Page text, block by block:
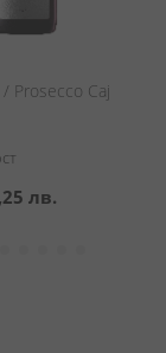
Prosecco Caj
лв.